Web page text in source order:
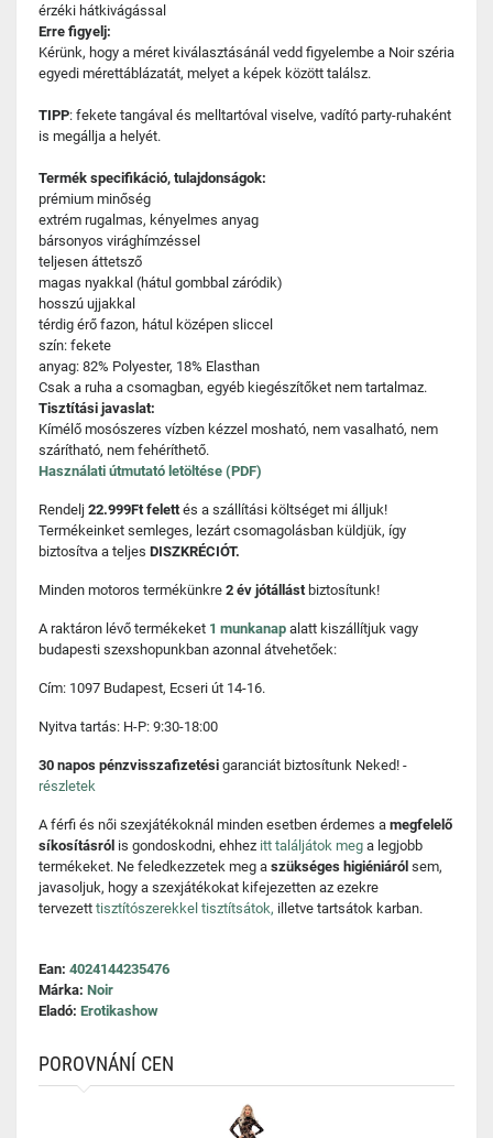
érzéki hátkivágással
Erre figyelj:
Kérünk, hogy a méret kiválasztásánál vedd figyelembe a Noir széria
egyedi mérettáblázatát, melyet a képek között találsz.
TIPP: fekete tangával és melltartóval viselve, vadító party-ruhaként
is megállja a helyét.
Termék specifikáció, tulajdonságok:
prémium minőség
extrém rugalmas, kényelmes anyag
bársonyos virághímzéssel
teljesen áttetsző
magas nyakkal (hátul gombbal záródik)
hosszú ujjakkal
térdig érő fazon, hátul középen sliccel
szín: fekete
anyag: 82% Polyester, 18% Elasthan
Csak a ruha a csomagban, egyéb kiegészítőket nem tartalmaz.
Tisztítási javaslat:
Kímélő mosószeres vízben kézzel mosható, nem vasalható, nem
szárítható, nem fehéríthető.
Használati útmutató letöltése (PDF)
Rendelj 22.999Ft felettés a szállítási költséget mi álljuk!
Termékeinket semleges, lezárt csomagolásban küldjük, így
biztosítva a teljes DISZKRÉCIÓT.
Minden motoros termékünkre 2 év jótállást biztosítunk!
A raktáron lévő termékeket 1 munkanap alatt kiszállítjuk vagy
budapesti szexshopunkban azonnal átvehetőek:
Cím: 1097 Budapest, Ecseri út 14-16.
Nyitva tartás: H-P: 9:30-18:00
30 napos pénzvisszafizetési garanciát biztosítunk Neked! -
részletek
A férfi és női szexjátékoknál minden esetben érdemes a megfelelő
síkosításról is gondoskodni, ehhez itt találjátok meg a legjobb
termékeket. Ne feledkezzetek meg a szükséges higiéniáról sem,
javasoljuk, hogy a szexjátékokat kifejezetten az ezekre
tervezett tisztítószerekkel tisztítsátok, illetve tartsátok karban.
Ean: 4024144235476
Márka: Noir
Eladó: Erotikashow
POROVNÁNÍ CEN